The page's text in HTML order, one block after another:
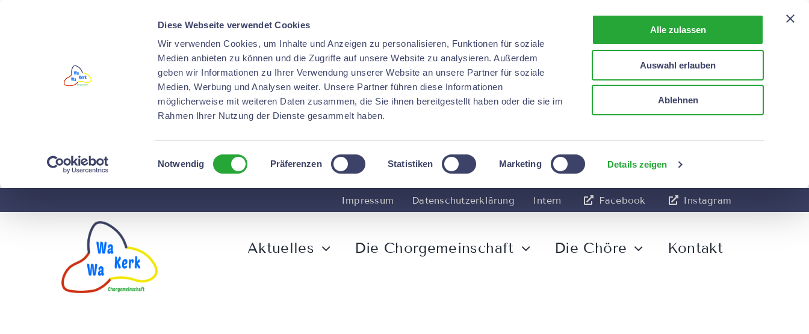
Diese Webseite verwendet Cookies
Wir verwenden Cookies, um Inhalte und Anzeigen zu personalisieren, Funktionen für soziale
Medien anbieten zu können und die Zugriffe auf unsere Website zu analysieren. Außerdem
geben wir Informationen zu Ihrer Verwendung unserer Website an unsere Partner für soziale
Medien, Werbung und Analysen weiter. Unsere Partner führen diese Informationen
möglicherweise mit weiteren Daten zusammen, die Sie ihnen bereitgestellt haben oder die sie im
Rahmen Ihrer Nutzung der Dienste gesammelt haben.
Einwilligungsauswahl
Notwendig Präferenzen Statistiken Marketing Details zeigen
Alle zulassen
Auswahl erlauben
Ablehnen
Impressum Datenschutzerklärung Intern Facebook Instagram
Aktuelles Die Chorgemeinschaft Die Chöre Kontakt